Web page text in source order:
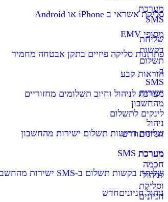
מערכת
SMS
שליחת
בקשות
תשלום
ב-
SMS
ישירות
מהחשבון
ניהול
חניוניםחדש
מערכת
חכמה
לניהול
וסליקת
חניונים
סליקת אשראי ב iPhone או Android
מסופי EMV
פתרונות סליקה פיזיים בתקן אבטחה מחמיר
הוראות קבע
מערכת לניהול וחיוב תשלומים מחזוריים
לינקים לתשלום
שליחת דרישות תשלום ישירות מהחשבון
מערכת SMS
שליחת בקשות תשלום ב-SMS ישירות מהחשבון
ניהול חניוניםחדש